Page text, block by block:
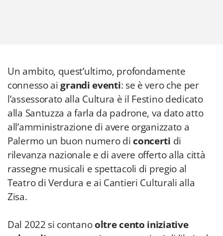
Un ambito, quest’ultimo, profondamente
connesso aigrandi eventi: se è vero che per
l’assessorato alla Cultura è il Festino dedicato
alla Santuzza a farla da padrone, va dato atto
all’amministrazione di avere organizzato a
Palermo un buon numero di concerti di
rilevanza nazionale e di avere offerto alla città
rassegne musicali e spettacoli di pregio al
Teatro di Verdura e ai Cantieri Culturali alla
Zisa.
Dal 2022 si contanooltre cento iniziative